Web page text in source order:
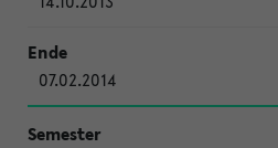
07.02.2014